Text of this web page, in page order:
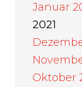
Januar
2021
Oktober